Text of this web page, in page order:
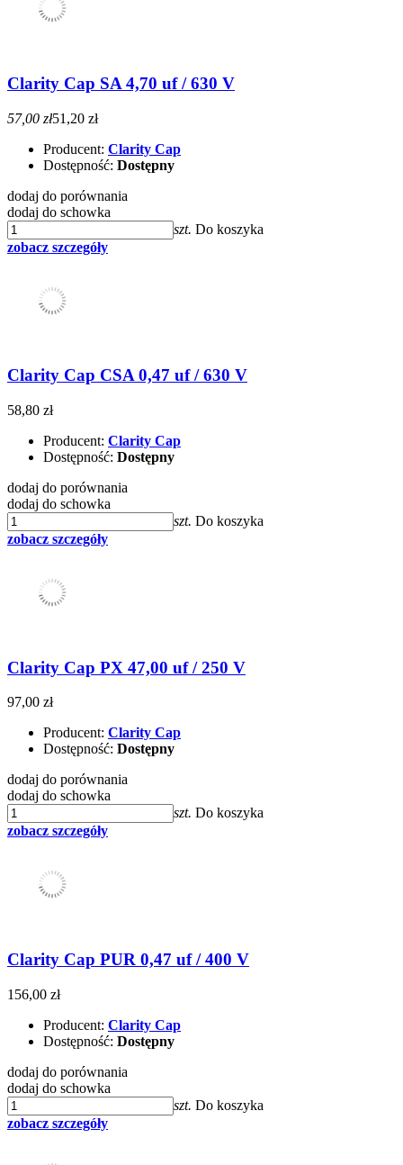
Clarity Cap SA 4,70 uf / 630 V
57,00 zł51,20 zł
Producent: Clarity Cap
Dostępność: Dostępny
dodaj do porównania
dodaj do schowka
szt. Do koszyka
zobacz szczegóły
Clarity Cap CSA 0,47 uf / 630 V
58,80 zł
Producent: Clarity Cap
Dostępność: Dostępny
dodaj do porównania
dodaj do schowka
szt. Do koszyka
zobacz szczegóły
Clarity Cap PX 47,00 uf / 250 V
97,00 zł
Producent: Clarity Cap
Dostępność: Dostępny
dodaj do porównania
dodaj do schowka
szt. Do koszyka
zobacz szczegóły
Clarity Cap PUR 0,47 uf / 400 V
156,00 zł
Producent: Clarity Cap
Dostępność: Dostępny
dodaj do porównania
dodaj do schowka
szt. Do koszyka
zobacz szczegóły